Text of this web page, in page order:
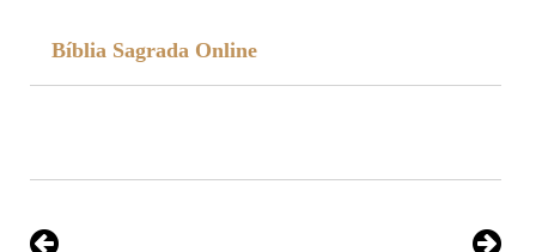
Bíblia Sagrada Online